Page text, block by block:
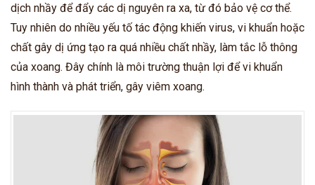
dịch nhầy để đẩy các dị nguyên ra xa, từ đó bảo vệ cơ thể.
Tuy nhiên do nhiều yếu tố tác động khiến virus, vi khuẩn hoặc
chất gây dị ứng tạo ra quá nhiều chất nhầy, làm tắc lỗ thông
của xoang. Đây chính là môi trường thuận lợi để vi khuẩn
hình thành và phát triển, gây viêm xoang.